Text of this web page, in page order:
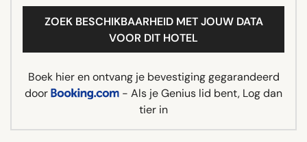
ZOEK BESCHIKBAARHEID MET JOUW DATA
VOOR DIT HOTEL
Boek hier en ontvang je bevestiging gegarandeerd
door
- Als je Genius lid bent, Log dan
tier in